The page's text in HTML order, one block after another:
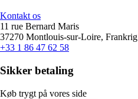
Kontakt os
11 rue Bernard Maris
37270 Montlouis-sur-Loire, Frankrig
+33 1 86 47 62 58
Sikker betaling
Køb trygt på vores side